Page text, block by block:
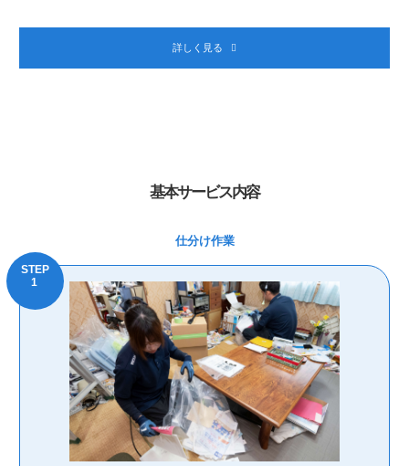
詳しく見る
基本サービス内容
仕分け作業